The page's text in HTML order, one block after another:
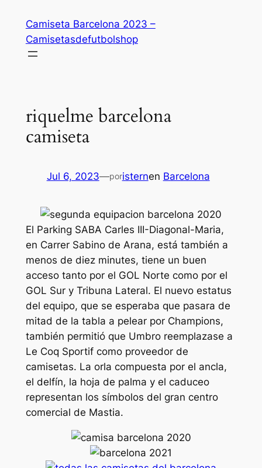
contenido
Camiseta Barcelona 2023 –
Camisetasdefutbolshop
riquelme barcelona
camiseta
Jul 6, 2023—poristernen Barcelona
El Parking SABA Carles III-Diagonal-Maria,
en Carrer Sabino de Arana, está también a
menos de diez minutes, tiene un buen
acceso tanto por el GOL Norte como por el
GOL Sur y Tribuna Lateral. El nuevo estatus
del equipo, que se esperaba que pasara de
mitad de la tabla a pelear por Champions,
también permitió que Umbro reemplazase a
Le Coq Sportif como proveedor de
camisetas. La orla compuesta por el ancla,
el delfín, la hoja de palma y el caduceo
representan los símbolos del gran centro
comercial de Mastia.